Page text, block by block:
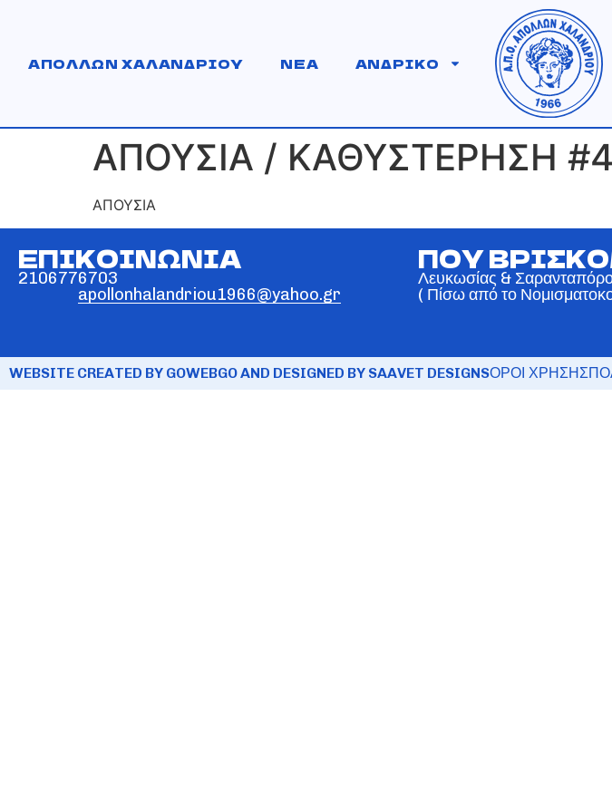
ΑΠΟΛΛΩΝ ΧΑΛΑΝΔΡΙΟΥ ΝΕΑ ΑΝΔΡΙΚΟ
ΑΠΟΥΣΙΑ / ΚΑΘΥΣΤΕΡΗΣΗ
ΑΠΟΥΣΙΑ
ΕΠΙΚΟΙΝΩΝΙΑ
2106776703
apollonhalandriou1966@yahoo.gr
ΠΟΥ
Λευκωσίας &
( Πίσω από το
WEBSITE CREATED BY GOWEBGO AND DESIGNED BY SAAVET DESIGNSΟΡΟΙ ΧΡΗΣΗΣ